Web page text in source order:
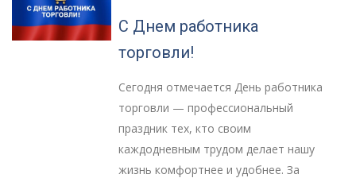
С Днем работника
торговли!
Сегодня отмечается День работника
торговли — профессиональный
праздник тех, кто своим
каждодневным трудом делает нашу
жизнь комфортнее и удобнее. За